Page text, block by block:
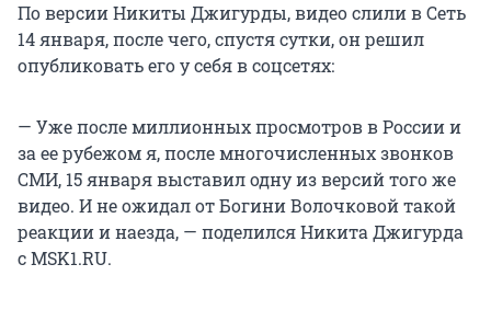
По версии Никиты Джигурды, видео слили в Сеть
14 января, после чего, спустя сутки, он решил
опубликовать его у себя в соцсетях:
— Уже после миллионных просмотров в России и
за ее рубежом я, после многочисленных звонков
СМИ, 15 января выставил одну из версий того же
видео. И не ожидал от Богини Волочковой такой
реакции и наезда, — поделился Никита Джигурда
с MSK1.RU.